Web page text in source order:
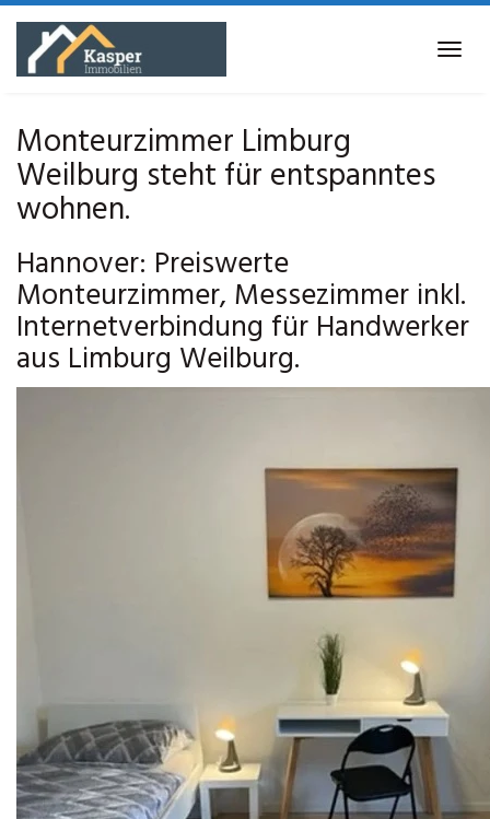
Skip
main
Monteurzimmer Limburg
Weilburg steht für entspanntes
wohnen.
Hannover: Preiswerte
Monteurzimmer, Messezimmer inkl.
Internetverbindung für Handwerker
aus Limburg Weilburg.